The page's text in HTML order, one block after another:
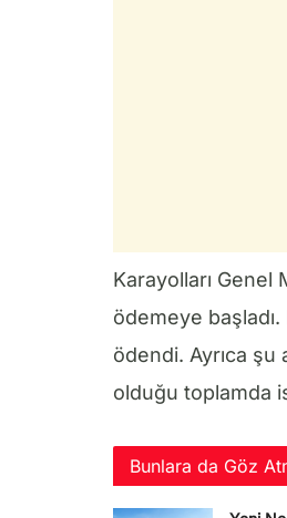
Karayolları
ödemeye
ödendi. Ayrıca şu
olduğu toplamda
Bunlara da Göz